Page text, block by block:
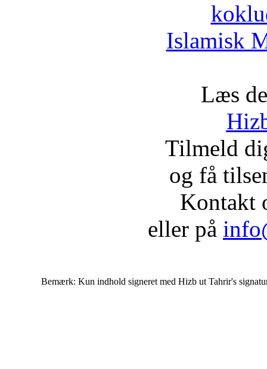
Islamisk
Læs
Tilmeld
og få
Kontakt
eller på
Bemærk: Kun indhold signeret med Hizb ut Tahrir's